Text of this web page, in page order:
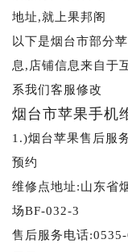
地址,就上果邦阁
以下是烟台市部分
息,店铺信息来自于
系我们客服修改
烟台市苹果手机
1.)烟台苹果售后服
预约
维修点地址:山东省
场BF-032-3
售后服务电话